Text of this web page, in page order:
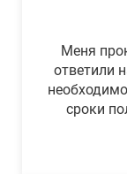
Меня
ответили
сроки